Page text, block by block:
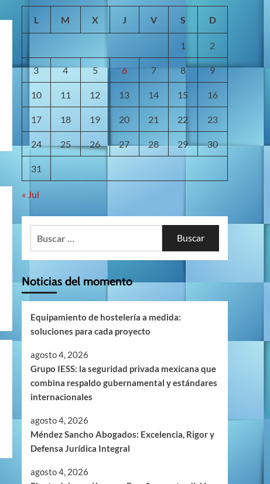
L M X J V S D
1 2
3 4 5 6 7 8 9
10 11 12 13 14 15 16
17 18 19 20 21 22 23
24 25 26 27 28 29 30
31
« Jul
Noticias del momento
Equipamiento de hostelería a medida:
soluciones para cada proyecto
agosto 4, 2026
Grupo IESS: la seguridad privada mexicana que
combina respaldo gubernamental y estándares
internacionales
agosto 4, 2026
Méndez Sancho Abogados: Excelencia, Rigor y
Defensa Jurídica Integral
agosto 4, 2026